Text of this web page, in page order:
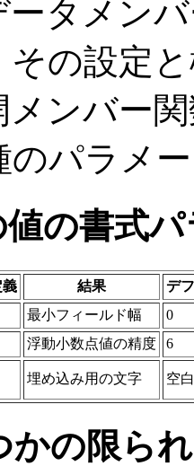
ータメン
その設定
ンバー
のパラメ
値の書式
義 結果 デ
最小フィールド幅 0
浮動小数点値の精度 6
埋め込み用の文字 空
かの限ら